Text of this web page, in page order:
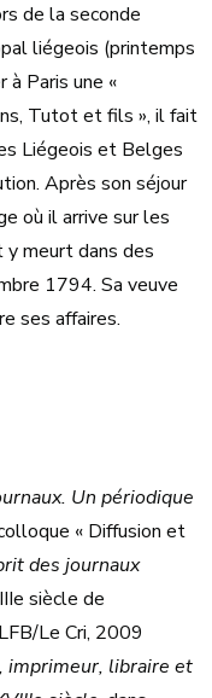
de la seconde
liégeois (printemps
Paris une «
Tutot et fils », il fait
Liégeois et Belges
Après son séjour
où il arrive sur les
y meurt dans des
1794. Sa veuve
ses affaires.
Un périodique
« Diffusion et
des journaux
siècle de
Le Cri, 2009
imprimeur, libraire et